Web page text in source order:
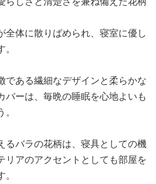
全体に散りばめられ、寝室に優し
である繊細なデザインと柔らかな
バーは、毎晩の睡眠を心地よいも
るバラの花柄は、寝具としての機
リアのアクセントとしても部屋を